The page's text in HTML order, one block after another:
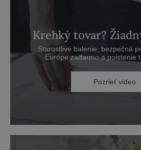
Krehký tovar?
Starostlivé balenie, bezpečná
Európe zadarmo a poistenie
Pozrieť video